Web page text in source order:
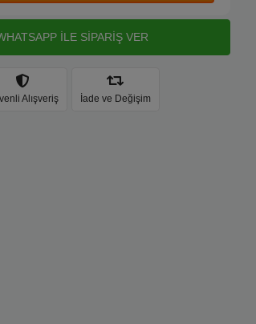
İLE SİPARİŞ VER
Alışveriş İade ve Değişim